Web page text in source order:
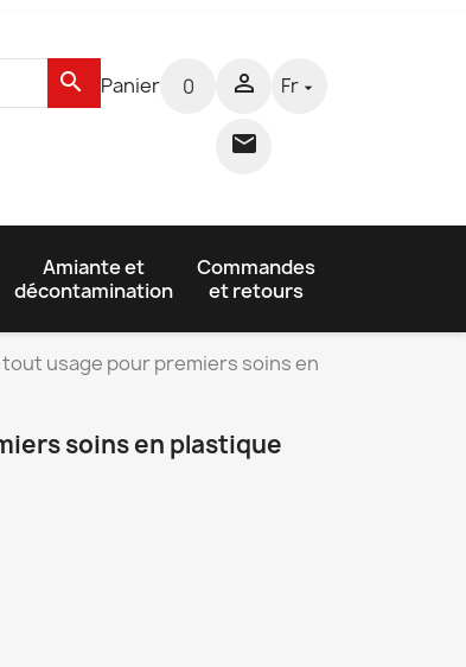
search Panier 0 

Fr 
Amiante et
décontamination
Commandes
et retours
usage pour premiers soins en
soins en plastique